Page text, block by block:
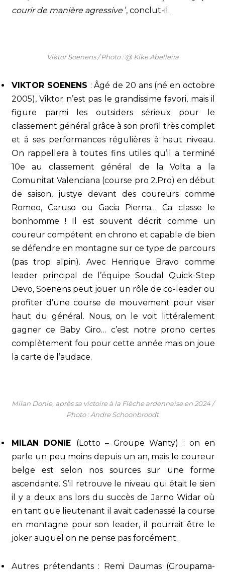
courir de manière agressive ‘, conclut-il.
Viktor Soenens / Photo : @ Kike Abelleira
VIKTOR SOENENS : Âgé de 20 ans (né en octobre
2005), Viktor n’est pas le grandissime favori, mais il
figure parmi les outsiders sérieux pour le
classement général grâce à son profil très complet
et à ses performances régulières à haut niveau.
On rappellera à toutes fins utiles qu’il a terminé
10e au classement général de la Volta a la
Comunitat Valenciana (course pro 2.Pro) en début
de saison, justye devant des coureurs comme
Romeo, Caruso ou Gacia Pierna… Ca classe le
bonhomme ! Il est souvent décrit comme un
coureur compétent en chrono et capable de bien
se défendre en montagne sur ce type de parcours
(pas trop alpin). Avec Henrique Bravo comme
leader principal de l’équipe Soudal Quick-Step
Devo, Soenens peut jouer un rôle de co-leader ou
profiter d’une course de mouvement pour viser
haut du général. Nous, on le voit littéralement
gagner ce Baby Giro… c’est notre prono certes
complètement fou pour cette année mais on joue
la carte de l’audace.
Milan Donie, après sa victoire à la Flèche ardennaise en 2024 /
Photo : Andre Schoonbroodt
MILAN DONIE (Lotto – Groupe Wanty) : on en
parle un peu moins depuis un an, mais le coureur
belge est selon nos sources sur une forme
ascendante. S’il retrouve le niveau qui était le sien
il y a deux ans lors du succès de Jarno Widar où
en tant que lieutenant il avait cadenassé la course
en montagne pour son leader, il pourrait être le
joker auquel on ne pense pas forcément.
Autres prétendants : Remi Daumas (Groupama-